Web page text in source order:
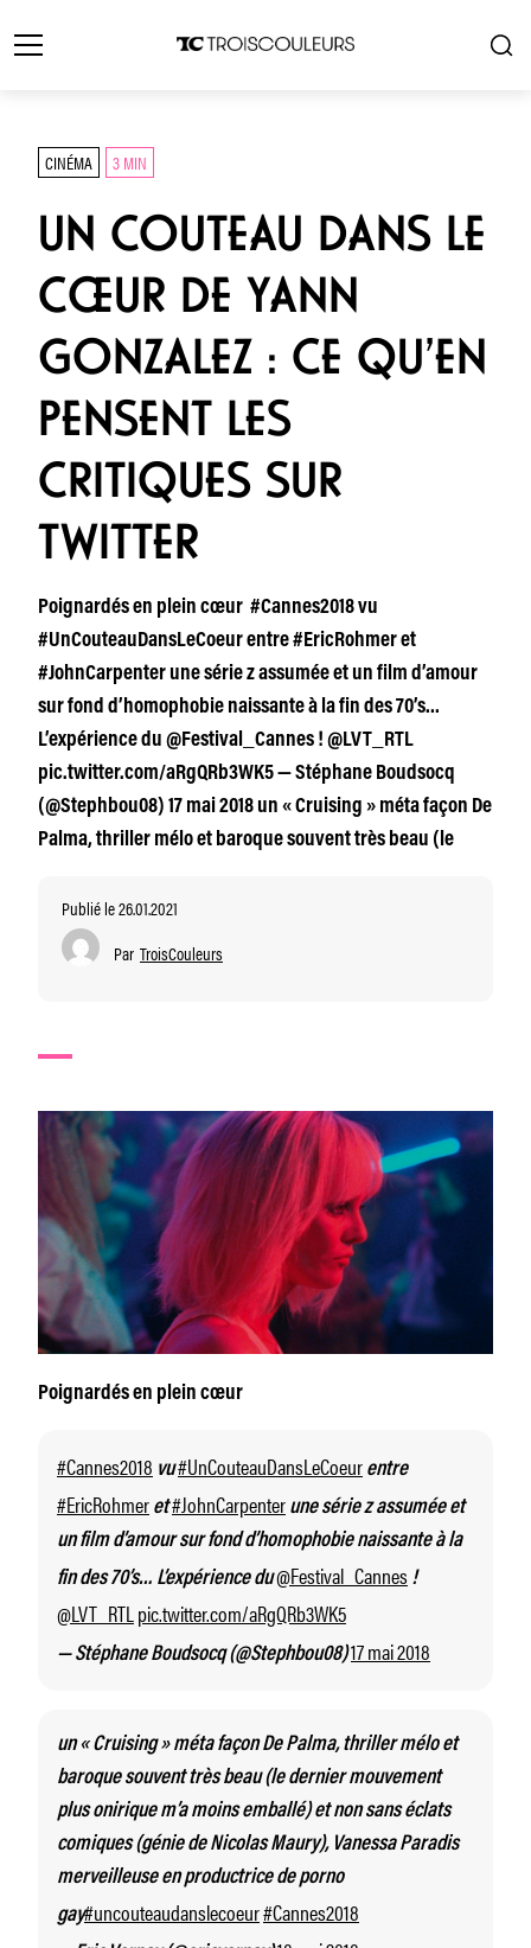
CINÉMA 3 MIN
UN COUTEAU DANS LE
CŒUR DE YANN
GONZALEZ : CE QU’EN
PENSENT LES
CRITIQUES SUR
TWITTER
Poignardés en plein cœur #Cannes2018 vu
#UnCouteauDansLeCoeur entre #EricRohmer et
#JohnCarpenter une série z assumée et un film d’amour
sur fond d’homophobie naissante à la fin des 70’s…
L’expérience du @Festival_Cannes ! @LVT_RTL
pic.twitter.com/aRgQRb3WK5 — Stéphane Boudsocq
(@Stephbou08) 17 mai 2018 un « Cruising » méta façon De
Palma, thriller mélo et baroque souvent très beau (le
Publié le 26.01.2021
Par TroisCouleurs
Poignardés en plein cœur
#Cannes2018 vu#UnCouteauDansLeCoeur entre
#EricRohmer et#JohnCarpenter une série z assumée et
un film d’amour sur fond d’homophobie naissante à la
fin des 70’s… L’expérience du@Festival_Cannes !
@LVT_RTL pic.twitter.com/aRgQRb3WK5
— Stéphane Boudsocq (@Stephbou08)17 mai 2018
un « Cruising » méta façon De Palma, thriller mélo et
baroque souvent très beau (le dernier mouvement
plus onirique m’a moins emballé) et non sans éclats
comiques (génie de Nicolas Maury), Vanessa Paradis
merveilleuse en productrice de porno
gay#uncouteaudanslecoeur#Cannes2018